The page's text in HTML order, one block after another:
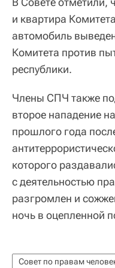
и квартира
автомобиль
Комитета против
республики.
Члены СПЧ также
второе нападение
прошлого года
которого
с деятельностью
разгромлен и
ночь в оцепленной
Совет по правам